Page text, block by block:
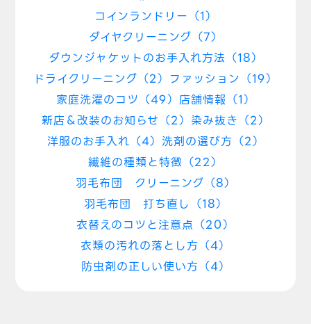
コインランドリー（1）
ダイヤクリーニング（7）
ダウンジャケットのお手入れ方法（18）
ドライクリーニング（2） ファッション（19）
家庭洗濯のコツ（49） 店舗情報（1）
新店＆改装のお知らせ（2） 染み抜き（2）
洋服のお手入れ（4） 洗剤の選び方（2）
繊維の種類と特徴（22）
羽毛布団 クリーニング（8）
羽毛布団 打ち直し（18）
衣替えのコツと注意点（20）
衣類の汚れの落とし方（4）
防虫剤の正しい使い方（4）